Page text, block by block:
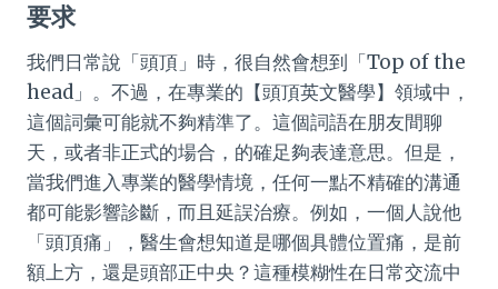
要求
我們日常說「頭頂」時，很自然會想到「Top of the
head」。不過，在專業的【頭頂英文醫學】領域中，
這個詞彙可能就不夠精準了。這個詞語在朋友間聊
天，或者非正式的場合，的確足夠表達意思。但是，
當我們進入專業的醫學情境，任何一點不精確的溝通
都可能影響診斷，而且延誤治療。例如，一個人說他
「頭頂痛」，醫生會想知道是哪個具體位置痛，是前
額上方，還是頭部正中央？這種模糊性在日常交流中